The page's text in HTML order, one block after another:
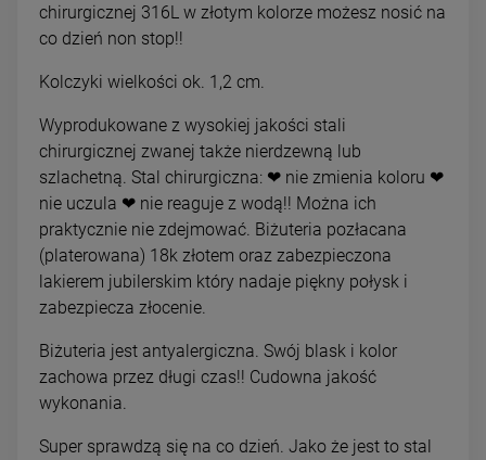
chirurgicznej 316L w złotym kolorze możesz nosić na
co dzień non stop!!
Kolczyki wielkości ok. 1,2 cm.
Wyprodukowane z wysokiej jakości stali
chirurgicznej zwanej także nierdzewną lub
szlachetną. Stal chirurgiczna: ❤ nie zmienia koloru ❤
nie uczula ❤ nie reaguje z wodą!! Można ich
praktycznie nie zdejmować. Biżuteria pozłacana
(platerowana) 18k złotem oraz zabezpieczona
lakierem jubilerskim który nadaje piękny połysk i
zabezpiecza złocenie.
Biżuteria jest antyalergiczna. Swój blask i kolor
zachowa przez długi czas!! Cudowna jakość
wykonania.
Super sprawdzą się na co dzień. Jako że jest to stal